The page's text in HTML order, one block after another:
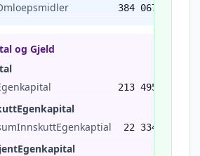
384 067
og Gjeld
213 495
22 334